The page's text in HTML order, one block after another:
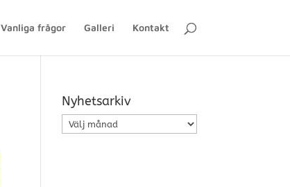
Vanliga frågor Galleri Kontakt
Nyhetsarkiv
Nyhetsarkiv